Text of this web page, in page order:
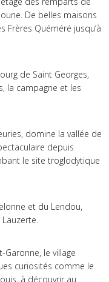
De belles maisons
Frères Quéméré jusqu’à
de Saint Georges,
la campagne et les
domine la vallée de
depuis
le site troglodytique
et du Lendou,
le village
curiosités comme le
à découvrir au